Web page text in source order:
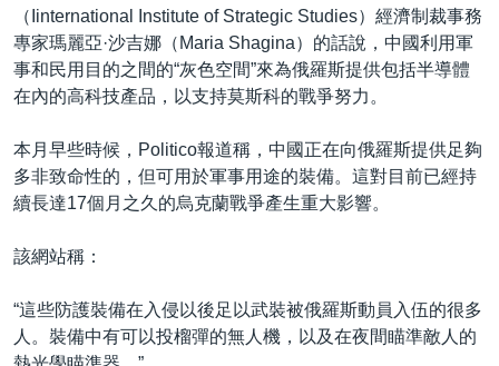
（Iinternational Institute of Strategic Studies）經濟制裁事務
專家瑪麗亞·沙吉娜（Maria Shagina）的話說，中國利用軍
事和民用目的之間的“灰色空間”來為俄羅斯提供包括半導體
在內的高科技產品，以支持莫斯科的戰爭努力。
本月早些時候，Politico報道稱，中國正在向俄羅斯提供足夠
多非致命性的，但可用於軍事用途的裝備。這對目前已經持
續長達17個月之久的烏克蘭戰爭產生重大影響。
該網站稱：
“這些防護裝備在入侵以後足以武裝被俄羅斯動員入伍的很多
人。裝備中有可以投榴彈的無人機，以及在夜間瞄準敵人的